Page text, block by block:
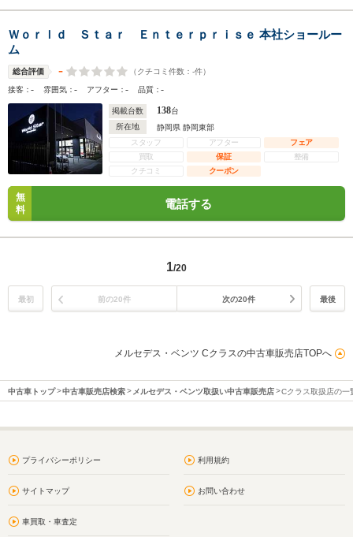
Ｗｏｒｌｄ Ｓｔａｒ Ｅｎｔｅｒｐｒｉｓｅ 本社ショールー
ム
総合評価 - （クチコミ件数： -件）
接客：- 雰囲気：- アフター：- 品質：-
掲載台数 138台
所在地
静岡県 静岡東部
スタッフ
アフター
フェア
買取
保証
整備
クチコミ
クーポン
無
料
電話する
1/20
最初 前の20件 次の20件 最後
メルセデス・ベンツ Cクラスの中古車販売店TOPへ
中古車トップ 中古車販売店検索 メルセデス・ベンツ取扱い中古車販売店 Cクラス取扱店の一
プライバシーポリシー 利用規約
サイトマップ お問い合わせ
車買取・車査定